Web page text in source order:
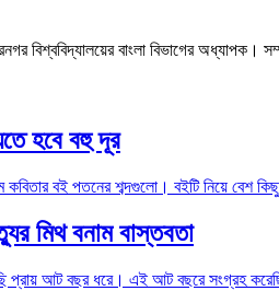
বিশ্ববিদ্যালয়ের বাংলা বিভাগের অধ্যাপক।
হবে বহু দূর
বই পতনের শব্দগুলো। বইটি নিয়ে বেশ কিছু
মিথ বনাম বাস্তবতা
প্রায় আট বছর ধরে। এই আট বছরে সংগ্রহ